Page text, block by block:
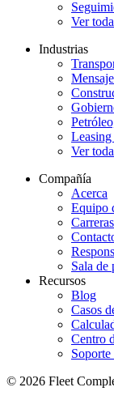
Ver
Industrias
Ver
Compañía
Acerca
Equipo
Carreras
Sala de
Recursos
Blog
Casos
Centro
© 2026 Fleet